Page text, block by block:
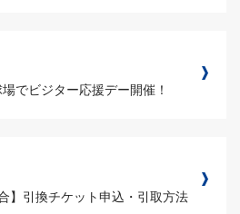
でビジター応援デー開催！
】引換チケット申込・引取方法